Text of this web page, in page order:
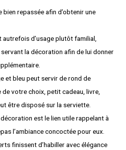
repassée afin d’obtenir une
d’usage plutôt familial,
la décoration afin de lui donner
et bleu peut servir de rond de
votre choix, petit cadeau, livre,
être disposé sur la serviette.
est le lien utile rappelant à
l’ambiance concoctée pour eux.
finissent d’habiller avec élégance